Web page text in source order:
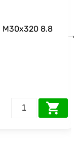
M30x320 8.8